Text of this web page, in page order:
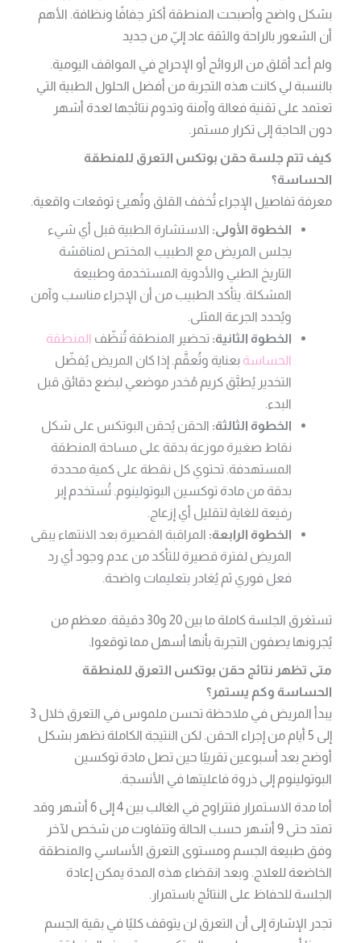
بشكل واضح وأصبحت المنطقة أكثر جفافًا ونظافة. الأهم
أن الشعور بالراحة والثقة عاد إليّ من جديد
ولم أعد أقلق من الروائح أو الإحراج في المواقف اليومية.
بالنسبة لي كانت هذه التجربة من أفضل الحلول الطبية التي
تعتمد على تقنية فعالة وآمنة وتدوم نتائجها لعدة أشهر
دون الحاجة إلى تكرار مستمر.
كيف تتم جلسة حقن بوتكس التعرق للمنطقة
الحساسة؟
معرفة تفاصيل الإجراء تُخفف القلق وتُهيئ توقعات واقعية.
الخطوة الأولى: الاستشارة الطبية قبل أي شيء
يجلس المريض مع الطبيب المختص لمناقشة
التاريخ الطبي والأدوية المستخدمة وطبيعة
المشكلة. يتأكد الطبيب من أن الإجراء مناسب وآمن
ويُحدد الجرعة المثلى.
الخطوة الثانية: تحضير المنطقة تُنظّف المنطقة
الحساسة بعناية وتُعقَّم. إذا كان المريض يُفضّل
التخدير يُطبَّق كريم مُخدر موضعي لبضع دقائق قبل
البدء.
الخطوة الثالثة: الحقن يُحقن البوتكس على شكل
نقاط صغيرة موزعة بدقة على مساحة المنطقة
المستهدفة. تحتوي كل نقطة على كمية محددة
بدقة من مادة توكسين البوتولينوم. تُستخدم إبر
رفيعة للغاية لتقليل أي إزعاج.
الخطوة الرابعة: المراقبة القصيرة بعد الانتهاء يبقى
المريض لفترة قصيرة للتأكد من عدم وجود أي رد
فعل فوري ثم يُغادر بتعليمات واضحة.
تستغرق الجلسة كاملة ما بين 20 و30 دقيقة. معظم من
يُجرونها يصفون التجربة بأنها أسهل مما توقعوا.
متى تظهر نتائج حقن بوتكس التعرق للمنطقة
الحساسة وكم يستمر؟
يبدأ المريض في ملاحظة تحسن ملموس في التعرق خلال 3
إلى 5 أيام من إجراء الحقن. لكن النتيجة الكاملة تظهر بشكل
أوضح بعد أسبوعين تقريبًا حين تصل مادة توكسين
البوتولينوم إلى ذروة فاعليتها في الأنسجة.
أما مدة الاستمرار فتتراوح في الغالب بين 4 إلى 6 أشهر وقد
تمتد حتى 9 أشهر حسب الحالة وتتفاوت من شخص لآخر
وفق طبيعة الجسم ومستوى التعرق الأساسي والمنطقة
الخاضعة للعلاج. وبعد انقضاء هذه المدة يمكن إعادة
الجلسة للحفاظ على النتائج باستمرار.
تجدر الإشارة إلى أن التعرق لن يتوقف كليًا في بقية الجسم